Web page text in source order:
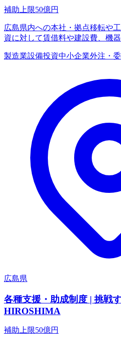
補助上限50億円
広島県内への本社・拠点移転や
資に対して賃借料や建設費、機
製造業設備投資中小企業外注・
広島県
各種支援・助成制度 | 挑戦
HIROSHIMA
補助上限50億円